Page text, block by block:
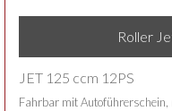
Roller
JET 125 ccm 12PS
Fahrbar mit